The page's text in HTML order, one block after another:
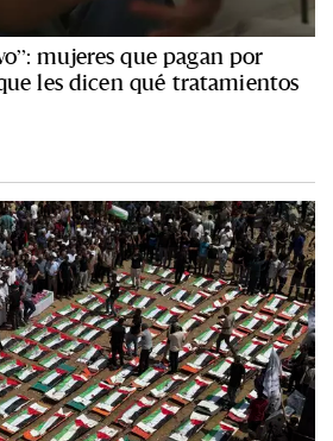
mujeres que pagan por
les dicen qué tratamientos